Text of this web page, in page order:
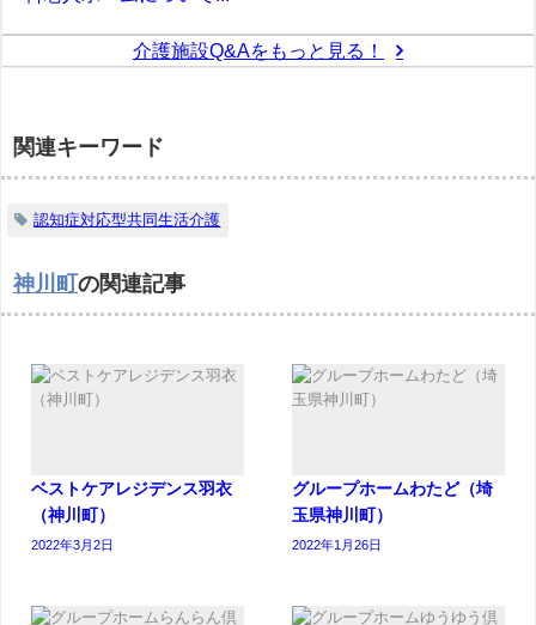
介護施設Q&Aをもっと見る！
関連キーワード
認知症対応型共同生活介護
神川町 の関連記事
ベストケアレジデンス羽衣
（神川町）
2022年3月2日
グループホームわたど（埼
玉県神川町）
2022年1月26日